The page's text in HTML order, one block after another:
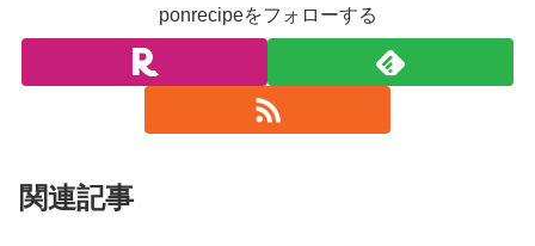
ponrecipeをフォローする
関連記事